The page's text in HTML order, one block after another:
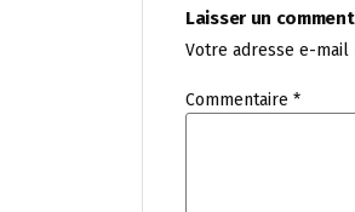
Laisser un
Votre adresse e-
Commentaire *